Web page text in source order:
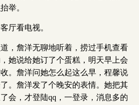
举。
厅看电视。
，詹洋无聊地听着，捞过手机查看
她说给她订了个蛋糕，明天早上会
。詹洋问她怎么起这么早，程馨说
。詹洋发了个晚安的表情。她把其
会，才登陆qq，一登录，消息多的